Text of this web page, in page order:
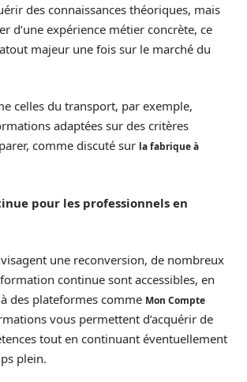
des connaissances théoriques, mais
d’une expérience métier concrète, ce
majeur une fois sur le marché du
celles du transport, par exemple,
adaptées sur des critères
comme discuté sur la fabrique à
pour les professionnels en
une reconversion, de nombreux
continue sont accessibles, en
des plateformes comme Mon Compte
vous permettent d’acquérir de
tout en continuant éventuellement
plein.